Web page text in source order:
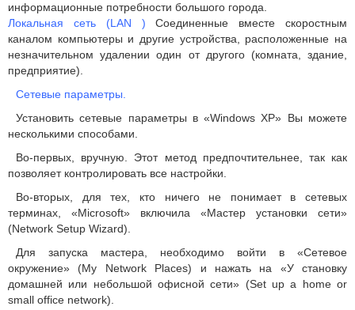
информационные потребности большого города.
Локальная сеть (LAN ) Соединенные вместе скоростным
каналом компьютеры и другие устройства, расположенные на
незначительном удалении один от другого (комната, здание,
предприятие).
Сетевые параметры.
Установить сетевые параметры в «Windows XP» Вы можете
несколькими способами.
Во-первых, вручную. Этот метод предпочтительнее, так как
позволяет контролировать все настройки.
Во-вторых, для тех, кто ничего не понимает в сетевых
терминах, «Microsoft» включила «Мастер установки сети»
(Network Setup Wizard).
Для запуска мастера, необходимо войти в «Сетевое
окружение» (My Network Places) и нажать на «У становку
домашней или небольшой офисной сети» (Set up a home or
small office network).